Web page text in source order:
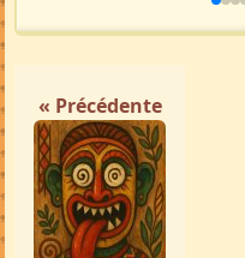
« Précédente